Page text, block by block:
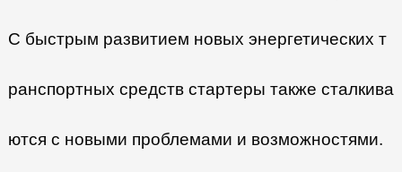
С быстрым развитием новых энергетических т
ранспортных средств стартеры также сталкива
ются с новыми проблемами и возможностями.